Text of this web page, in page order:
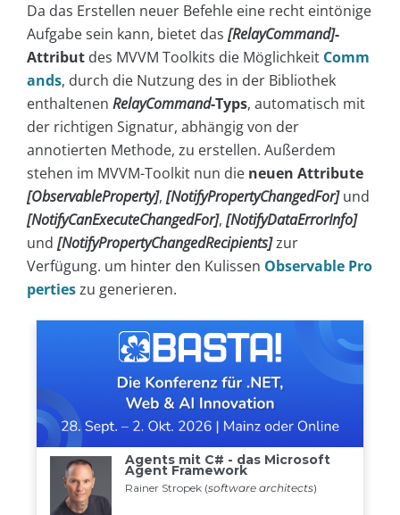
Da das Erstellen neuer Befehle eine recht eintönige
Aufgabe sein kann, bietet das [RelayCommand]-
Attribut des MVVM Toolkits die Möglichkeit Comm
ands, durch die Nutzung des in der Bibliothek
enthaltenen RelayCommand-Typs, automatisch mit
der richtigen Signatur, abhängig von der
annotierten Methode, zu erstellen. Außerdem
stehen im MVVM-Toolkit nun die neuen Attribute
[ObservableProperty], [NotifyPropertyChangedFor]und
[NotifyCanExecuteChangedFor], [NotifyDataErrorInfo]
und [NotifyPropertyChangedRecipients]zur
Verfügung. um hinter den Kulissen Observable Pro
pertieszu generieren.